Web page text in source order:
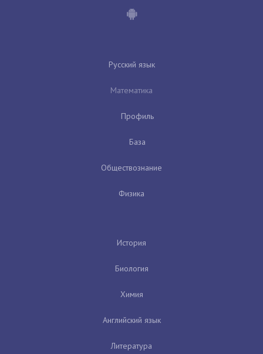
Русский язык
Математика
Профиль
База
Обществознание
Физика
История
Биология
Химия
Английский язык
Литература